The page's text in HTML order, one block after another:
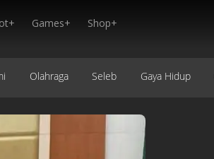
Games+ Shop+
Olahraga Seleb Gaya Hidup